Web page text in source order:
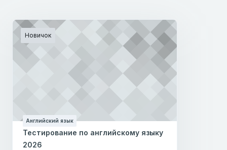
Новичок
Английский язык
Тестирование по английскому языку
2026